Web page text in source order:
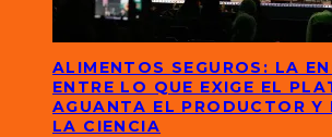
ALIMENTOS SEGUROS: LA
ENTRE LO QUE EXIGE EL
AGUANTA EL PRODUCTOR Y
LA CIENCIA